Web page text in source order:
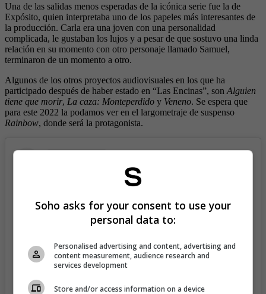
Una de las salidas menos esperadas de la icónica serie fue la de
Expósito, quien interpretaba uno de los papeles más interesantes de
la producción. Carla era una joven con una personalidad
complicada, le gustaban los lujos y a pesar de que sostuvo una linda
relación en su momento con otro personaje llamado Samuel,
terminaron de un momento a otro.
Algunos de los otros proyectos audiovisuales en los que ha
participado después de haber estado en “Las Encinas”, son Alguien
tiene que morir, La caza: Monteperdido y Veneno. Se espera que
para este 2022 la podamos ver en el largometraje de suspenso
Rainbow, donde será la protagonista.
Soho asks for your consent to use your
personal data to:
Personalised advertising and content, advertising and
content measurement, audience research and
services development
Store and/or access information on a device